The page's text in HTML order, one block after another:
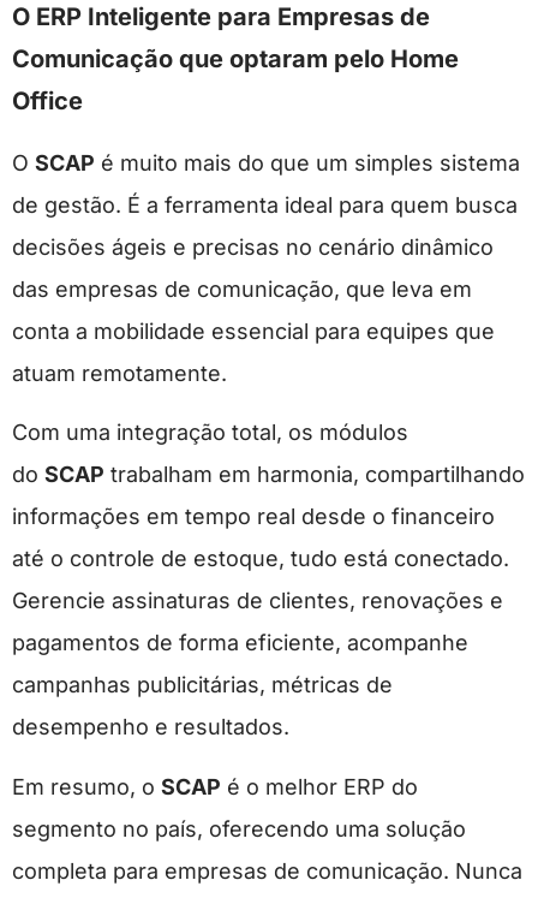
O ERP Inteligente para Empresas de
Comunicação que optaram pelo Home
Office
O SCAP é muito mais do que um simples sistema
de gestão. É a ferramenta ideal para quem busca
decisões ágeis e precisas no cenário dinâmico
das empresas de comunicação, que leva em
conta a mobilidade essencial para equipes que
atuam remotamente.
Com uma integração total, os módulos
do SCAP trabalham em harmonia, compartilhando
informações em tempo real desde o financeiro
até o controle de estoque, tudo está conectado.
Gerencie assinaturas de clientes, renovações e
pagamentos de forma eficiente, acompanhe
campanhas publicitárias, métricas de
desempenho e resultados.
Em resumo, o SCAP é o melhor ERP do
segmento no país, oferecendo uma solução
completa para empresas de comunicação. Nunca